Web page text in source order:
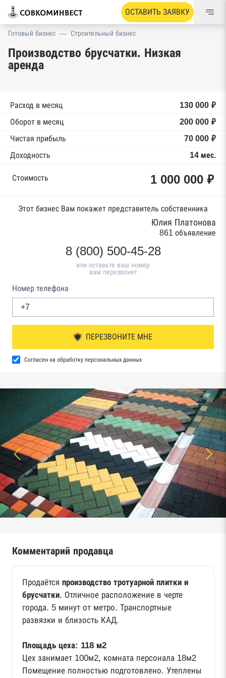
ОСТАВИТЬ ЗАЯВКУ
Готовый бизнес — Строительный бизнес
Производство брусчатки. Низкая
аренда
Расход в месяц
130 000 ₽
Оборот в месяц
200 000 ₽
Чистая прибыль
70 000 ₽
Доходность
14 мес.
Стоимость 1 000 000 ₽
Этот бизнес Вам покажет представитель собственника
Юлия Платонова
861 объявление
8 (800) 500-45-28
или оставьте ваш номер
вам перезвонят
Номер телефона
ПЕРЕЗВОНИТЕ МНЕ
Согласен на обработку персональных данных
Комментарий продавца
Продаётся производство тротуарной плитки и
брусчатки. Отличное расположение в черте
города. 5 минут от метро. Транспортные
развязки и близость КАД.
Площадь цеха: 118 м2
Цех занимает 100м2, комната персонала 18м2
Помещение полностью подготовлено. Утеплены